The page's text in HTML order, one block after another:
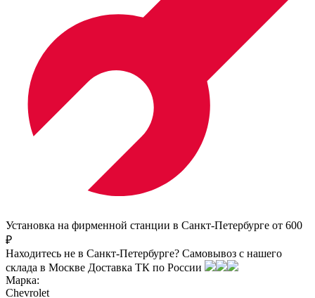
Установка на фирменной станции в Санкт-Петербурге от 600
₽
Находитесь не в Санкт-Петербурге? Самовывоз с нашего
склада в Москве Доставка ТК по России
Марка:
Chevrolet